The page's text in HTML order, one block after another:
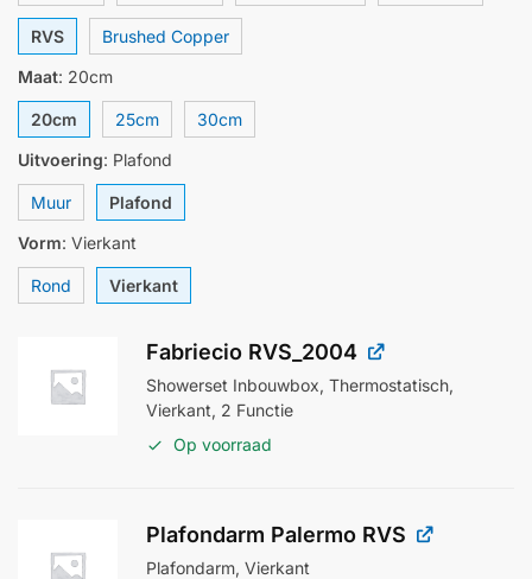
RVS
Brushed Copper
Maat: 20cm
20cm 25cm
30cm
Uitvoering: Plafond
Muur
Plafond
Vorm: Vierkant
Rond Vierkant
Fabriecio RVS_2004
Showerset Inbouwbox, Thermostatisch,
Vierkant, 2 Functie
Op voorraad
Plafondarm Palermo RVS
Plafondarm, Vierkant